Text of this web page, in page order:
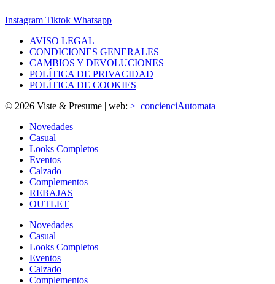
Instagram Tiktok Whatsapp
AVISO LEGAL
CONDICIONES GENERALES
CAMBIOS Y DEVOLUCIONES
POLÍTICA DE PRIVACIDAD
POLÍTICA DE COOKIES
© 2026 Viste & Presume | web: >_concienciAutomata_
Novedades
Casual
Looks Completos
Eventos
Calzado
Complementos
REBAJAS
OUTLET
Novedades
Casual
Looks Completos
Eventos
Calzado
Complementos